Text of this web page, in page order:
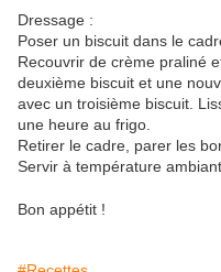
Dressage :
Poser un biscuit dans le
Recouvrir de crème praliné
deuxième biscuit et une
avec un troisième biscuit.
une heure au frigo.
Retirer le cadre, parer les
Servir à température
Bon appétit !